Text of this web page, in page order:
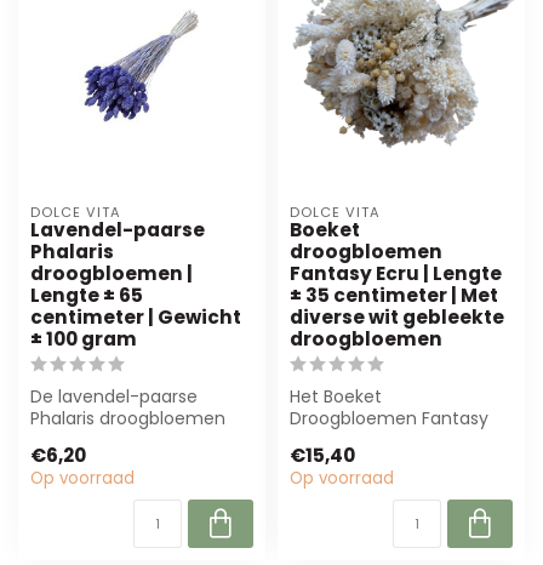
DOLCE VITA
Lavendel-paarse
Phalaris
droogbloemen |
Lengte ± 65
centimeter | Gewicht
± 100 gram
De lavendel-paarse
Phalaris droogbloemen
voor duurza...
€6,20
Op voorraad
DOLCE VITA
Boeket
droogbloemen
Fantasy Ecru | Lengte
± 35 centimeter | Met
diverse wit gebleekte
droogbloemen
Het Boeket
Droogbloemen Fantasy
stijlvolle, duurzame de...
€15,40
Op voorraad